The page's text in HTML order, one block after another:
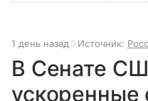
1 день назад Источник:
В Сенате
ускоренные